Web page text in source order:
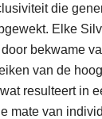
die
Elke
bekwame
van de
resulteert in
mate van